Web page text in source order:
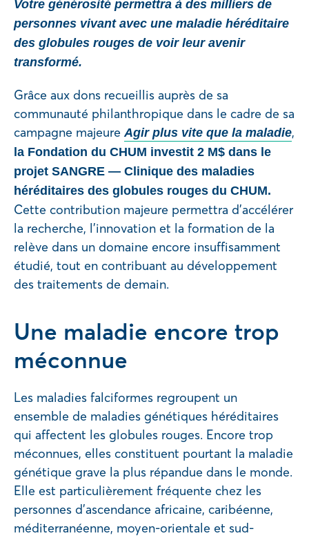
Votre générosité permettra à des milliers de
personnes vivant avec une maladie héréditaire
des globules rouges de voir leur avenir
transformé.
Grâce aux dons recueillis auprès de sa
communauté philanthropique dans le cadre de sa
campagne majeureAgir plus vite que la maladie,
la Fondation du CHUM investit 2 M$ dans le
projet SANGRE — Clinique des maladies
héréditaires des globules rouges du CHUM.
Cette contribution majeure permettra d’accélérer
la recherche, l’innovation et la formation de la
relève dans un domaine encore insuffisamment
étudié, tout en contribuant au développement
des traitements de demain.
Une maladie encore trop
méconnue
Les maladies falciformes regroupent un
ensemble de maladies génétiques héréditaires
qui affectent les globules rouges. Encore trop
méconnues, elles constituent pourtant la maladie
génétique grave la plus répandue dans le monde.
Elle est particulièrement fréquente chez les
personnes d’ascendance africaine, caribéenne,
méditerranéenne, moyen-orientale et sud-